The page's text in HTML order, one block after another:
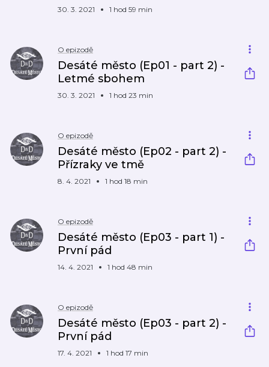
30. 3. 2021 1 hod 59 min
O epizodě
Desáté město (Ep01 - part 2) -
Letmé sbohem
30. 3. 2021 1 hod 23 min
O epizodě
Desáté město (Ep02 - part 2) -
Přízraky ve tmě
8. 4. 2021 1 hod 18 min
O epizodě
Desáté město (Ep03 - part 1) -
První pád
14. 4. 2021 1 hod 48 min
O epizodě
Desáté město (Ep03 - part 2) -
První pád
17. 4. 2021 1 hod 17 min